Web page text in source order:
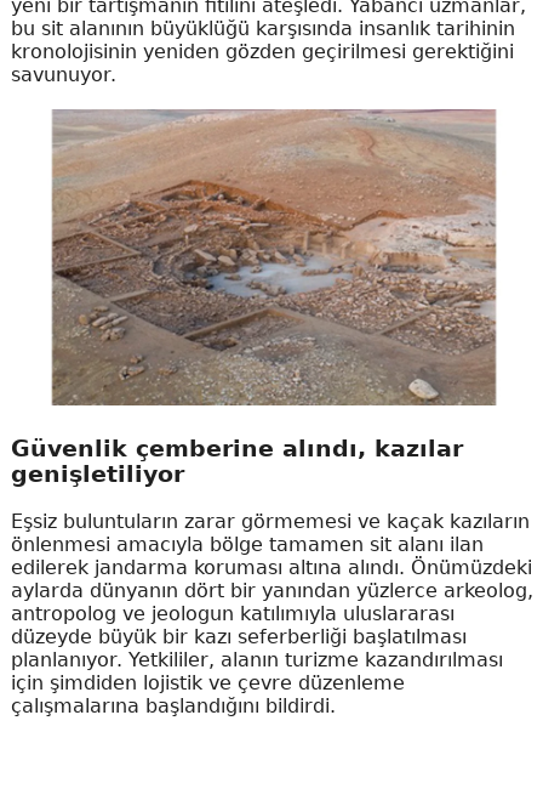
yeni bir tartışmanın fitilini ateşledi. Yabancı uzmanlar,
bu sit alanının büyüklüğü karşısında insanlık tarihinin
kronolojisinin yeniden gözden geçirilmesi gerektiğini
savunuyor.
Güvenlik çemberine alındı, kazılar
genişletiliyor
Eşsiz buluntuların zarar görmemesi ve kaçak kazıların
önlenmesi amacıyla bölge tamamen sit alanı ilan
edilerek jandarma koruması altına alındı. Önümüzdeki
aylarda dünyanın dört bir yanından yüzlerce arkeolog,
antropolog ve jeologun katılımıyla uluslararası
düzeyde büyük bir kazı seferberliği başlatılması
planlanıyor. Yetkililer, alanın turizme kazandırılması
için şimdiden lojistik ve çevre düzenleme
çalışmalarına başlandığını bildirdi.